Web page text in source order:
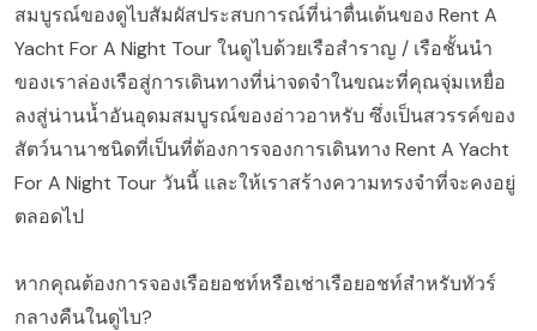
สมบูรณ์ของดูไบสัมผัสประสบการณ์ที่น่าตื่นเต้นของ Rent A
Yacht For A Night Tour ในดูไบด้วยเรือสำราญ / เรือชั้นนำ
ของเราล่องเรือสู่การเดินทางที่น่าจดจำในขณะที่คุณจุ่มเหยื่อ
ลงสู่น่านน้ำอันอุดมสมบูรณ์ของอ่าวอาหรับ ซึ่งเป็นสวรรค์ของ
สัตว์นานาชนิดที่เป็นที่ต้องการจองการเดินทาง Rent A Yacht
For A Night Tour วันนี้ และให้เราสร้างความทรงจำที่จะคงอยู่
ตลอดไป
หากคุณต้องการจองเรือยอชท์หรือเช่าเรือยอชท์สำหรับทัวร์
กลางคืนในดูไบ?